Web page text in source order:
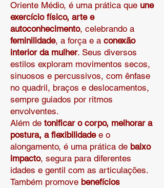
Oriente Médio, é uma prática que une
exercício físico, arte e
autoconhecimento, celebrando a
feminilidade, a força e a conexão
interior da mulher. Seus diversos
estilos exploram movimentos secos,
sinuosos e percussivos, com ênfase
no quadril, braços e deslocamentos,
sempre guiados por ritmos
envolventes.
Além de tonificar o corpo, melhorar a
postura, a flexibilidadee o
alongamento, é uma prática de baixo
impacto, segura para diferentes
idades e gentil com as articulações.
Também promove benefícios